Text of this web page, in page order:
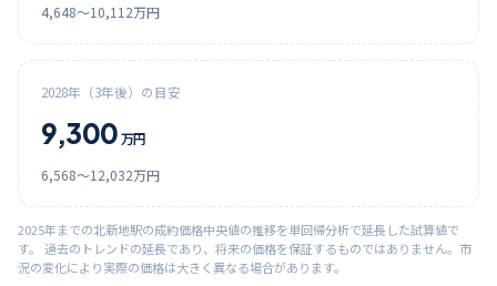
4,648〜10,112万円
2028年（3年後）の目安
9,300 万円
6,568〜12,032万円
2025年までの北新地駅の成約価格中央値の推移を単回帰分析で延長した試算値で
す。 過去のトレンドの延長であり、将来の価格を保証するものではありません。市
況の変化により実際の価格は大きく異なる場合があります。